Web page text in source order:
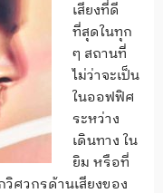
เสียงที่ดี
ที่สุดในทุก
ๆ สถานที่
ไม่ว่าจะเป็น
ในออฟฟิศ
ระหว่าง
เดินทาง ใน
ยิม หรือที่
ศวกรด้านเสียงของ